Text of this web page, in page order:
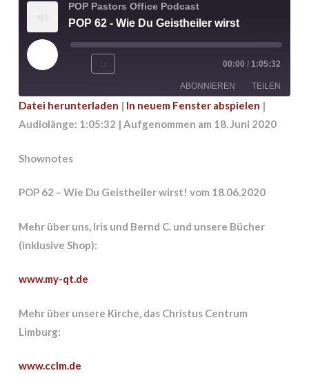
POP Pastors Office Podcast
POP 62 - Wie Du Geistheiler wirst
Play
00:00 / 1:05:32
ABONNIEREN TEILEN
TEILEN
Datei herunterladen | In neuem Fenster abspielen |
Audiolänge: 1:05:32 | Aufgenommen am 18. Juni 2020
Shownotes
POP 62 – Wie Du Geistheiler wirst! vom 18.06.2020
Mehr über uns, Iris und Bernd C. und unsere Bücher
(inklusive Shop):
www.my-qt.de
Mehr über unsere Kirche, das Christus Centrum
Limburg:
www.cclm.de